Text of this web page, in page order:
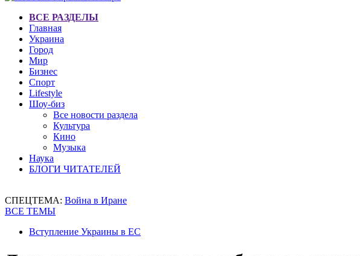
ВСЕ РАЗДЕЛЫ
Главная
Украина
Город
Мир
Бизнес
Спорт
Lifestyle
Шоу-биз
Все новости раздела
Культура
Кино
Музыка
Наука
БЛОГИ ЧИТАТЕЛЕЙ
СПЕЦТЕМА: Война в Иране
ВСЕ ТЕМЫ
Вступление Украины в ЕС